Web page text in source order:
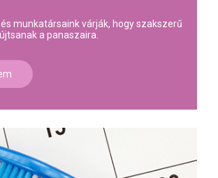
munkatársaink várják, hogy szakszerű
a panaszaira.